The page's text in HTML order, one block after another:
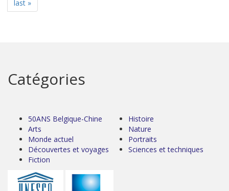
last »
Catégories
50ANS Belgique-Chine
Arts
Monde actuel
Découvertes et voyages
Fiction
Histoire
Nature
Portraits
Sciences et techniques